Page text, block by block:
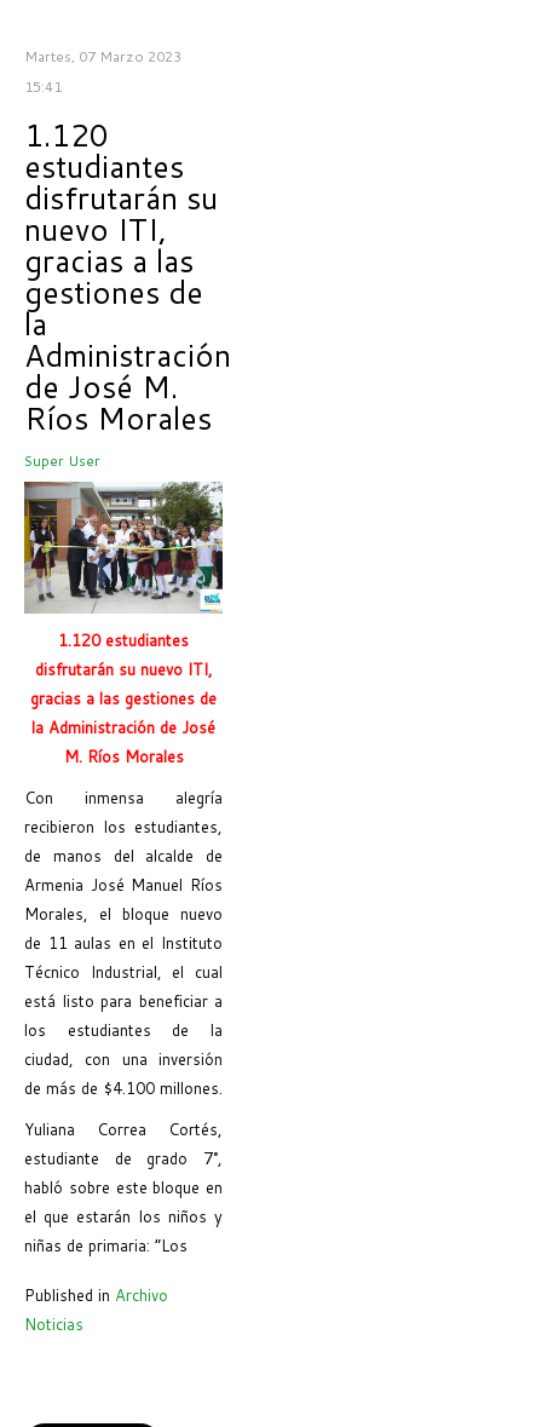
Martes, 07 Marzo 2023
15:41
1.120
estudiantes
disfrutarán su
nuevo ITI,
gracias a las
gestiones de
la
Administración
de José M.
Ríos Morales
Super User
1.120 estudiantes
disfrutarán su nuevo ITI,
gracias a las gestiones de
la Administración de José
M. Ríos Morales
Con inmensa alegría
recibieron los estudiantes,
de manos del alcalde de
Armenia José Manuel Ríos
Morales, el bloque nuevo
de 11 aulas en el Instituto
Técnico Industrial, el cual
está listo para beneficiar a
los estudiantes de la
ciudad, con una inversión
de más de $4.100 millones.
Yuliana Correa Cortés,
estudiante de grado 7°,
habló sobre este bloque en
el que estarán los niños y
niñas de primaria: “Los
Published in Archivo
Noticias